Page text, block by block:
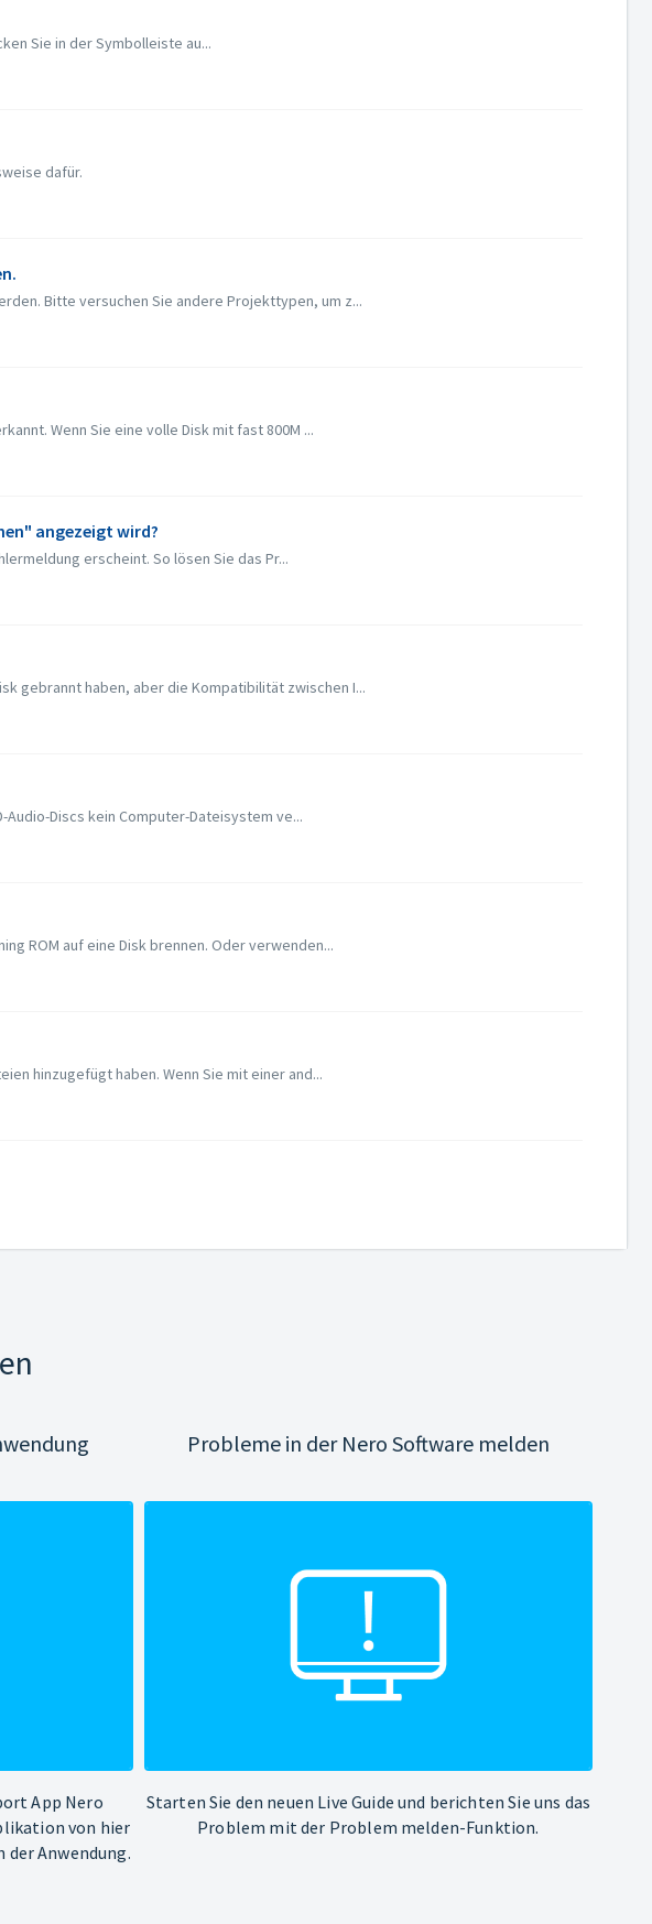
Sie in der Symbolleiste au...
dafür.
Bitte versuchen Sie andere Projekttypen, um z...
Wenn Sie eine volle Disk mit fast 800M ...
angezeigt wird?
erscheint. So lösen Sie das Pr...
gebrannt haben, aber die Kompatibilität zwischen I...
Discs kein Computer-Dateisystem ve...
ROM auf eine Disk brennen. Oder verwenden...
hinzugefügt haben. Wenn Sie mit einer and...
App Nero
von hier
der Anwendung.
Probleme in der Nero Software melden
Starten Sie den neuen Live Guide und berichten Sie uns das
Problem mit der Problem melden-Funktion.